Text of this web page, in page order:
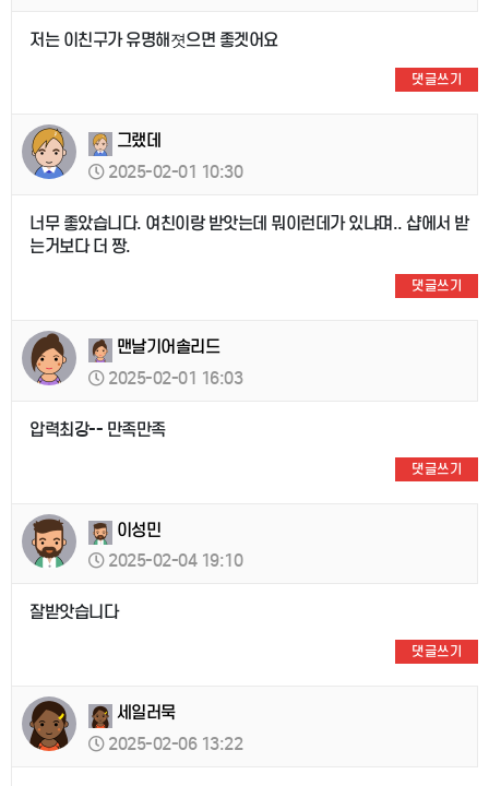
저는 이친구가 유명해졋으면 좋겟어요
댓글쓰기
그랬데
2025-02-01 10:30
너무 좋았습니다. 여친이랑 받앗는데 뭐이런데가 있냐며.. 샵에서 받
는거보다 더 짱.
댓글쓰기
맨날기어솔리드
2025-02-01 16:03
압력최강-- 만족만족
댓글쓰기
이성민
2025-02-04 19:10
잘받앗습니다
댓글쓰기
세일러묵
2025-02-06 13:22